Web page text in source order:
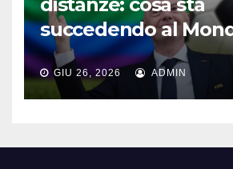
succedendo al
GIU 26, 2026 ADMIN